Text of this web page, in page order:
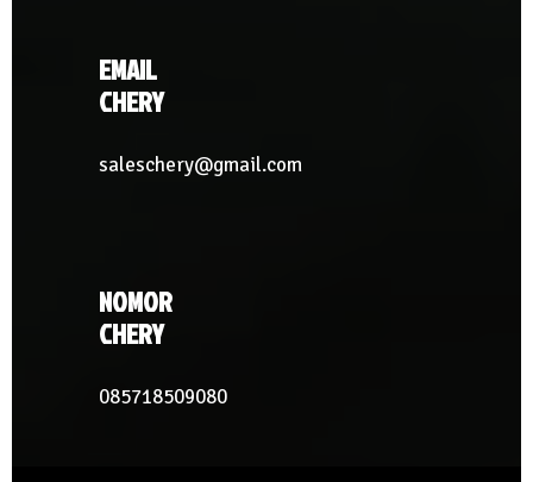
EMAIL
CHERY
saleschery@gmail.com
NOMOR
CHERY
085718509080